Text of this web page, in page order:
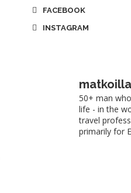
FACEBOOK
INSTAGRAM
50+ man
life - in the
travel
primarily for